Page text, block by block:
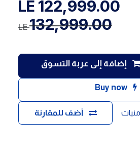
إضافة إلى عربة التسوق
Buy now
أضف للمقارنة
122,999.00
132,999.00
LE